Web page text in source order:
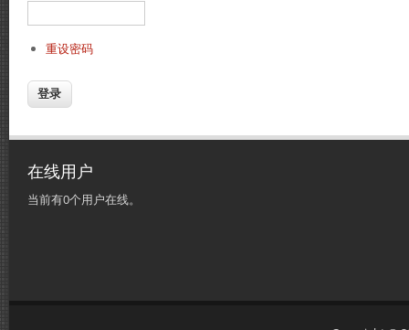
重设密码
在线用户
当前有0个用户在线。